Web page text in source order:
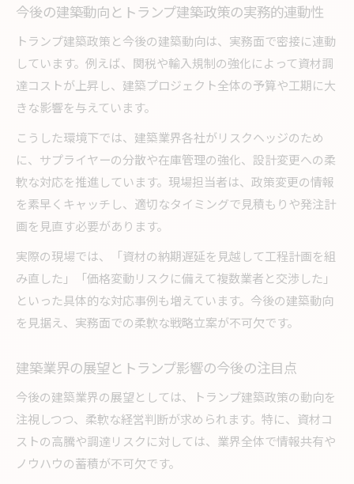
今後の建築動向とトランプ建築政策の実務的連動性
トランプ建築政策と今後の建築動向は、実務面で密接に連動
しています。例えば、関税や輸入規制の強化によって資材調
達コストが上昇し、建築プロジェクト全体の予算や工期に大
きな影響を与えています。
こうした環境下では、建築業界各社がリスクヘッジのため
に、サプライヤーの分散や在庫管理の強化、設計変更への柔
軟な対応を推進しています。現場担当者は、政策変更の情報
を素早くキャッチし、適切なタイミングで見積もりや発注計
画を見直す必要があります。
実際の現場では、「資材の納期遅延を見越して工程計画を組
み直した」「価格変動リスクに備えて複数業者と交渉した」
といった具体的な対応事例も増えています。今後の建築動向
を見据え、実務面での柔軟な戦略立案が不可欠です。
建築業界の展望とトランプ影響の今後の注目点
今後の建築業界の展望としては、トランプ建築政策の動向を
注視しつつ、柔軟な経営判断が求められます。特に、資材コ
ストの高騰や調達リスクに対しては、業界全体で情報共有や
ノウハウの蓄積が不可欠です。